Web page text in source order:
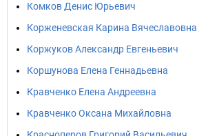
Комков Денис Юрьевич
Корженевская Карина Вячеславовна
Коржуков Александр Евгеньевич
Коршунова Елена Геннадьевна
Кравченко Елена Андреевна
Кравченко Оксана Михайловна